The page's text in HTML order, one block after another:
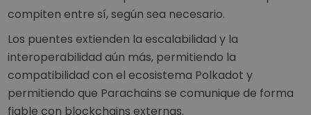
compiten entre sí, según sea necesario.
Los puentes extienden la escalabilidad y la
interoperabilidad aún más, permitiendo la
compatibilidad con el ecosistema Polkadot y
permitiendo que Parachains se comunique de forma
fiable con blockchains externas.